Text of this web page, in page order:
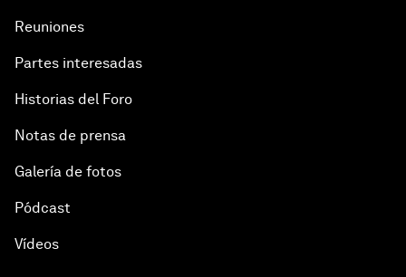
Reuniones
Partes interesadas
Historias del Foro
Notas de prensa
Galería de fotos
Pódcast
Vídeos